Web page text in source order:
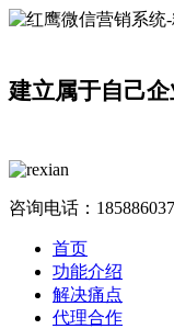
建立属于自己
咨询电话：
首页
功能介绍
解决痛点
代理合作